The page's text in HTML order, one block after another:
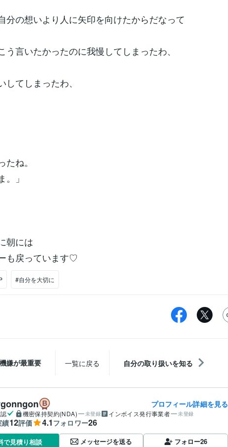
分の想いより人に矢印を向けたからだなって
う言いたかったのに我慢してしまったわ、
してしまったわ、
たね。
」
朝には
も戻っています♡
#自分を大切に
嫌が最重要 一覧に戻る 自分の取り扱いを知る
プロフィール詳細を見る
機密保持契約(NDA) 未登録 インボイス発行事業者 未登録
績12評価 4.1 フォロワー26
で見積り相談 メッセージを送る フォロー26